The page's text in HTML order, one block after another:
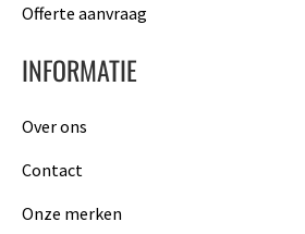
Offerte aanvraag
INFORMATIE
Over ons
Contact
Onze merken